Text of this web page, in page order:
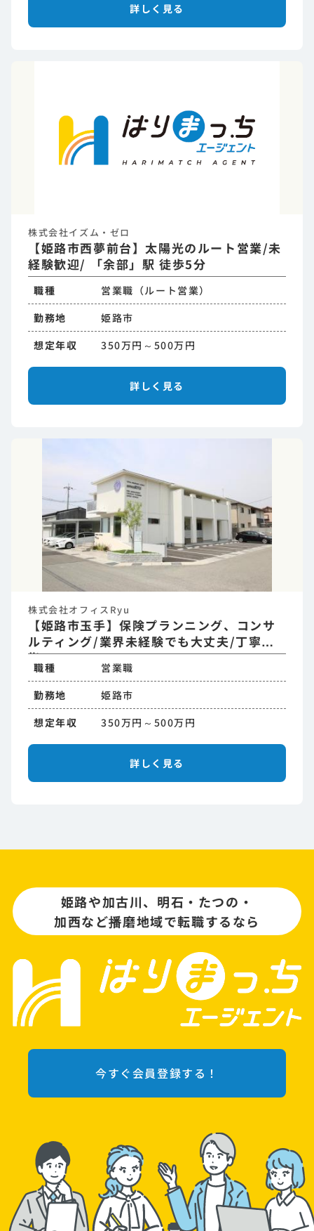
詳しく見る
株式会社イズム・ゼロ
【姫路市西夢前台】太陽光のルート営業/未
経験歓迎/ 「余部」駅 徒歩5分
職種
営業職（ルート営業）
勤務地
姫路市
想定年収
350万円～500万円
詳しく見る
株式会社オフィスRyu
【姫路市玉手】保険プランニング、コンサ
ルティング/業界未経験でも大丈夫/丁寧な
指
職種
営業職
勤務地
姫路市
想定年収
350万円～500万円
詳しく見る
姫路や加古川、明石・たつの・
加西など播磨地域で転職するなら
今すぐ会員登録する！